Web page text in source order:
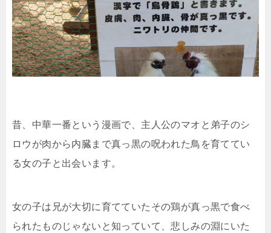
昔、中華一番という漫画で、主人公のマオと弟子のシ
ロウが肉から内臓まで真っ黒の呪われた鳥を育ててい
る女の子と出会います。
女の子は兄が大切に育てていたその鶏が真っ黒で食べ
られたものじゃないと知っていて、悲しみの淵にいた